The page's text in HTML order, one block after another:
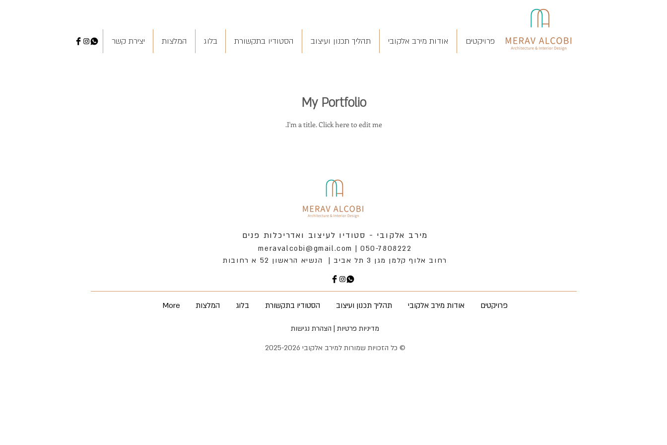
פרויקטים אודות מירב אלקובי תהליך תכנון ועיצוב הסטודיו בתקשורת בלוג המלצות יצירת קשר
My Portfolio
I'm a title. ​Click here to edit me.
מירב אלקובי - סטודיו לעיצוב ואדריכלות פנים
050-7808222 |
meravalcobi@gmail.com
רחוב אלוף קלמן מגן 3 תל אביב | הנשיא הראשון 52 א רחובות
פרויקטים אודות מירב אלקובי תהליך תכנון ועיצוב הסטודיו בתקשורת בלוג המלצות More
מדיניות פרטיות | הצהרת נגישות
© כל הזכויות שמורות למירב אלקובי 2025-2026